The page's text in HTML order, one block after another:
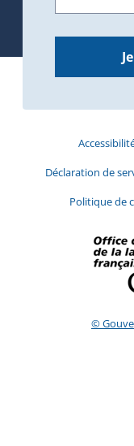
Déclaration de
Politique de
©